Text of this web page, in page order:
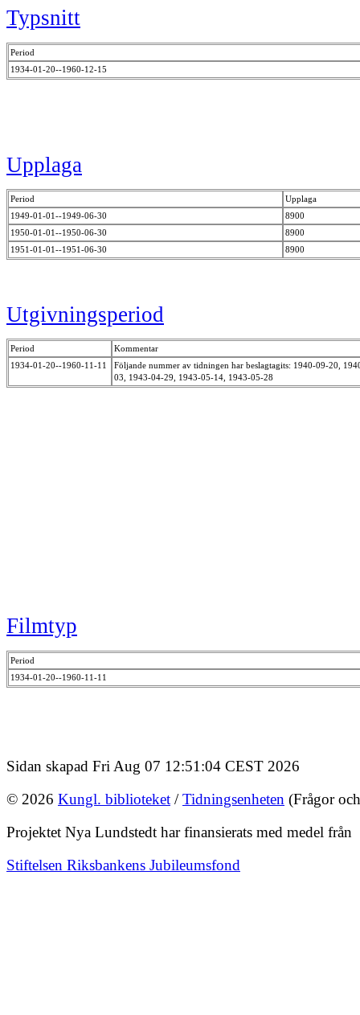
Typsnitt
Period
1934-01-20--1960-12-15
Upplaga
Period
Upplaga
1949-01-01--1949-06-30
8900
1950-01-01--1950-06-30
8900
1951-01-01--1951-06-30
8900
Utgivningsperiod
Period
Kommentar
1934-01-20--1960-11-11
Följande nummer av tidningen har beslagtagits: 1940-09-20,
03, 1943-04-29, 1943-05-14, 1943-05-28
Filmtyp
Period
1934-01-20--1960-11-11
Sidan skapad Fri Aug 07 12:51:04 CEST 2026
© 2026 Kungl. biblioteket /Tidningsenheten (Frågor
Projektet Nya Lundstedt har finansierats med medel från
Stiftelsen Riksbankens Jubileumsfond